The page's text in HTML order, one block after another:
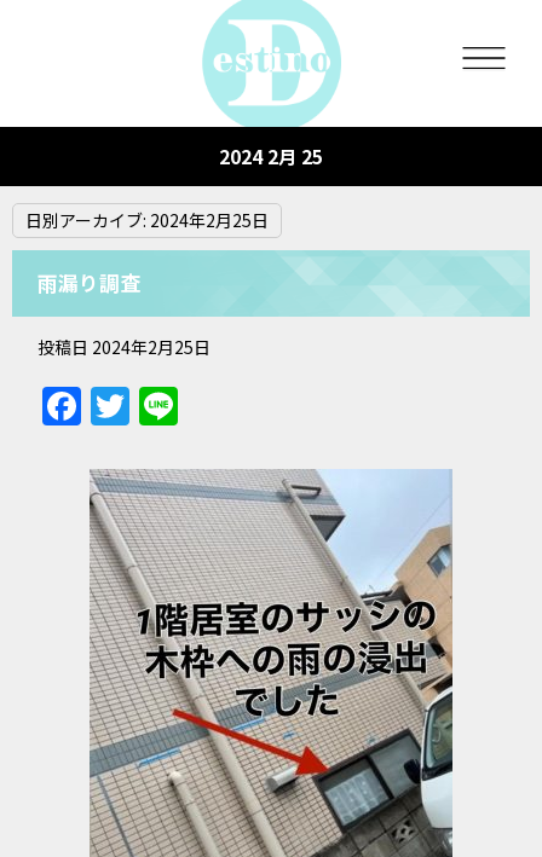
2024 2月 25
日別アーカイブ: 2024年2月25日
雨漏り調査
投稿日 2024年2月25日
Facebook
Twitter